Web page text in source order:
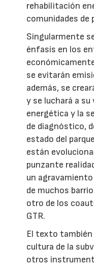
rehabilitación
comunidades de
Singularmente
énfasis en los
se evitarán
además, se
y se luchará a
energética y la
de diagnóstico,
estado del
están
punzante
un
de muchos
otro de los
GTR.
El texto también
cultura de la
otros